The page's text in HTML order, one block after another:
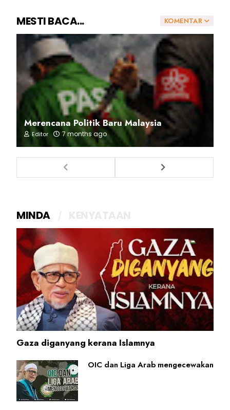
KOMENTAR
MESTI BACA...
Merencana Politik Baru Malaysia
Editor 7 months ago
MINDA
Gaza diganyang kerana Islamnya
OIC dan Liga Arab mengecewakan